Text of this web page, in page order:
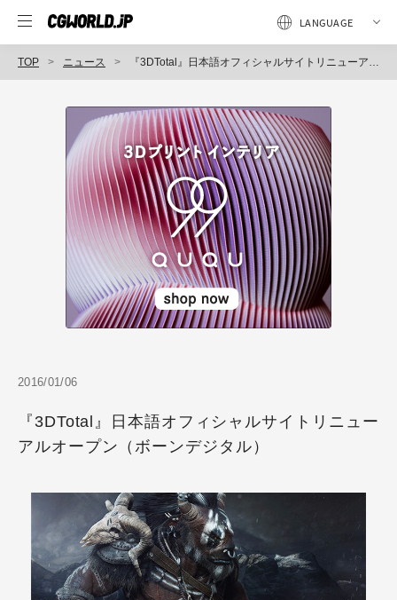
TOP ニュース 『3DTotal』日本語オフィシャルサイトリニューアルオープン（ボーンデジタル）
2016/01/06
『3DTotal』日本語オフィシャルサイトリニュー
アルオープン（ボーンデジタル）